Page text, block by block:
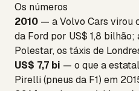
Os números
2010 — a Volvo Cars virou
da Ford por US$ 1,8
Polestar, os táxis de
US$ 7,7 bi — o que a
Pirelli (pneus da F1) em